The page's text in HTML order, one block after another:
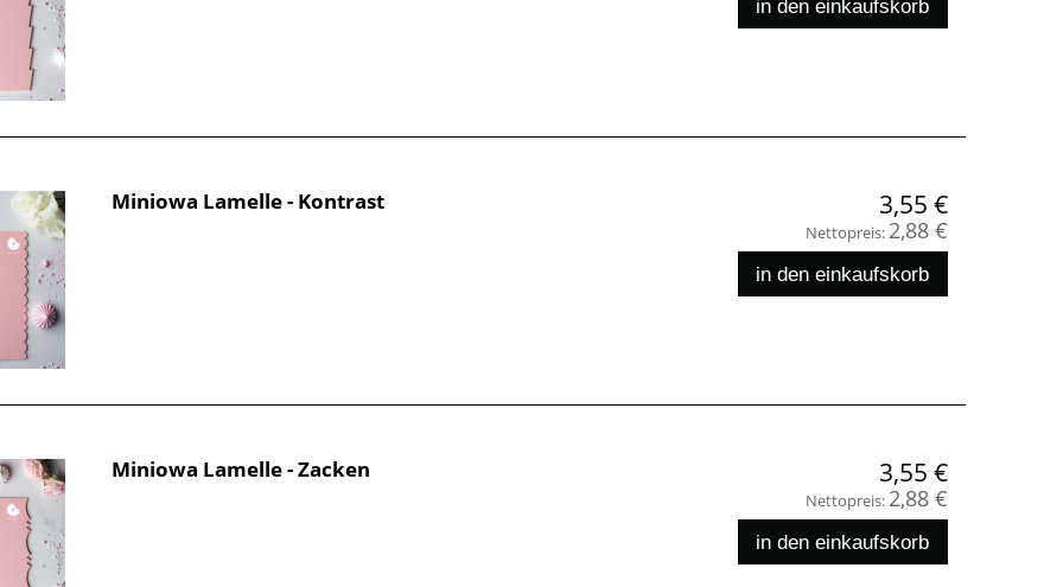
in den einkaufskorb
Miniowa Lamelle - Kontrast 3,55 €
Nettopreis: 2,88 €
in den einkaufskorb
Miniowa Lamelle - Zacken 3,55 €
Nettopreis: 2,88 €
in den einkaufskorb